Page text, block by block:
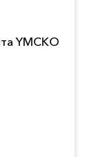
YMCKO